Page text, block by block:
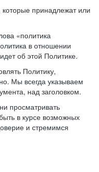
которые принадлежат или
«политика
в отношении
об этой Политике.
Политику,
Мы всегда указываем
над заголовком.
просматривать
в курсе возможных
и стремимся